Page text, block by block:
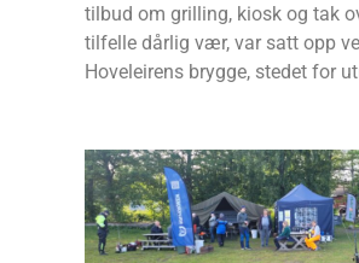
tilbud om grilling, kiosk og tak
tilfelle dårlig vær, var satt opp
Hoveleirens brygge, stedet for